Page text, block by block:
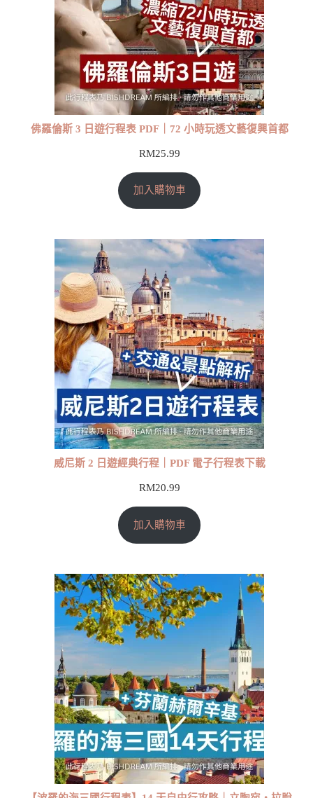
佛羅倫斯 3 日遊行程表 PDF｜72 小時玩透文藝復興首都
RM25.99
加入購物車
威尼斯 2 日遊經典行程｜PDF 電子行程表下載
RM20.99
加入購物車